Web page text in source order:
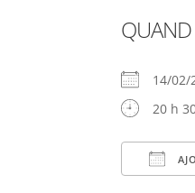
QUAND
14/
20 h